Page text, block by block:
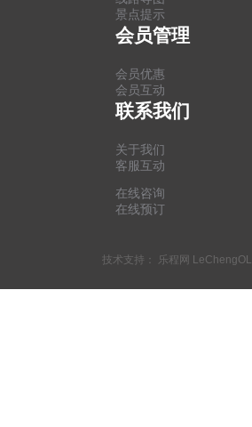
景点提示
会员管理
会员优惠
会员互动
联系我们
关于我们
客服互动
在线咨询
在线预订
技术支持： 乐程网 LeChengOL